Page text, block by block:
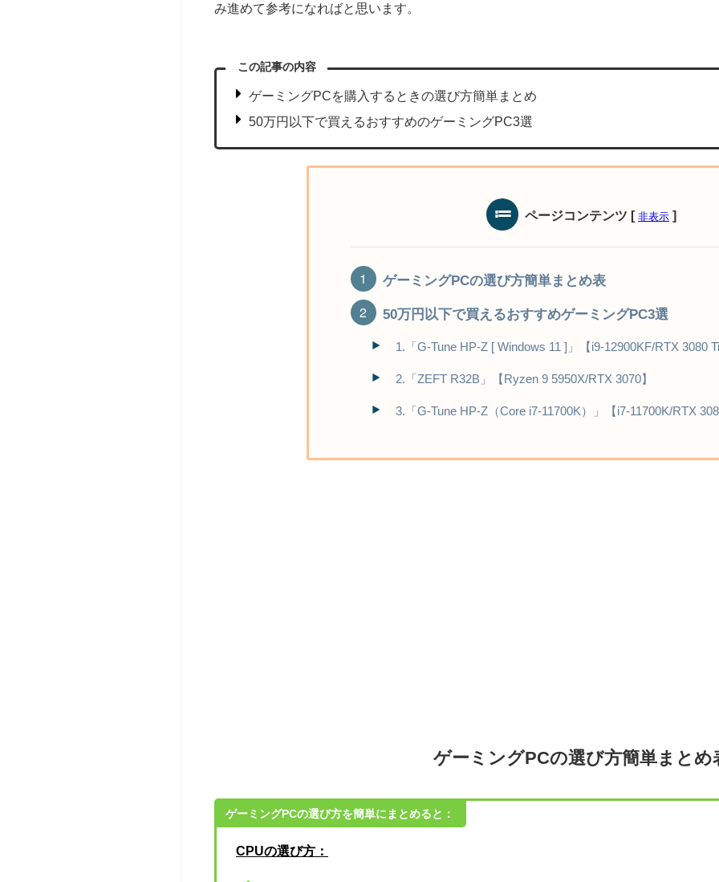
み進めて参考になればと思います。
この記事の内容
ゲーミングPCを購入するときの選び方簡単まとめ
50万円以下で買えるおすすめのゲーミングPC3選
ページコンテンツ [ 非表示 ]
ゲーミングPCの選び方簡単まとめ表
50万円以下で買えるおすすめゲーミングPC3選
1.「G-Tune HP-Z [ Windows 11 ]」【i9-12900KF/RTX 3080
2.「ZEFT R32B」【Ryzen 9 5950X/RTX 3070】
3.「G-Tune HP-Z（Core i7-11700K）」【i7-11700K/RTX
ゲーミングPCの選び方簡単まとめ
ゲーミングPCの選び方を簡単にまとめると：
CPUの選び方：